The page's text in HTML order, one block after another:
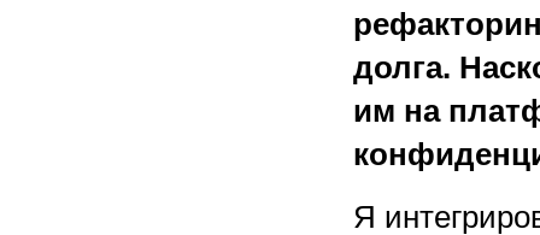
долга.
им на
Я